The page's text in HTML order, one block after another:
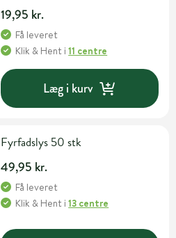
19,95 kr.
Få leveret
Klik & Hent i11 centre
Læg i kurv
Fyrfadslys 50 stk
49,95 kr.
Få leveret
Klik & Hent i13 centre